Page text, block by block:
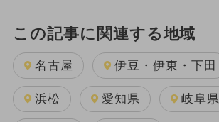
この記事に関連する地域
名古屋 伊豆・伊東・下田
浜松 愛知県 岐阜県